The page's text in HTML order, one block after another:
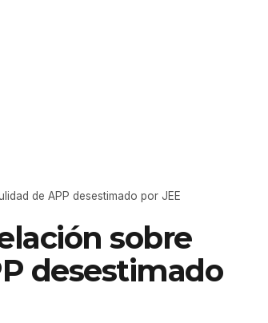
de APP desestimado por JEE
sobre
desestimado